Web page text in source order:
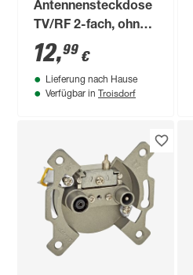
Antennensteckdose
TV/RF 2-fach, ohne
Abdeckung
12,99 €
Lieferung nach Hause
Verfügbar in Troisdorf